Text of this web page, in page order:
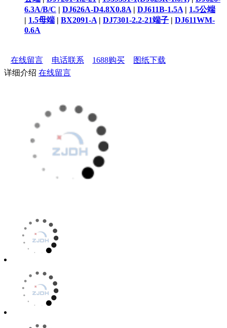
6.3A/B/C | DJ626A-D4.8X0.8A | DJ611B-1.5A | 1.5公端
| 1.5母端 | BX2091-A | DJ7301-2.2-21端子 | DJ611WM-
0.6A
在线留言 电话联系 1688购买
图纸下载
详细介绍 在线留言